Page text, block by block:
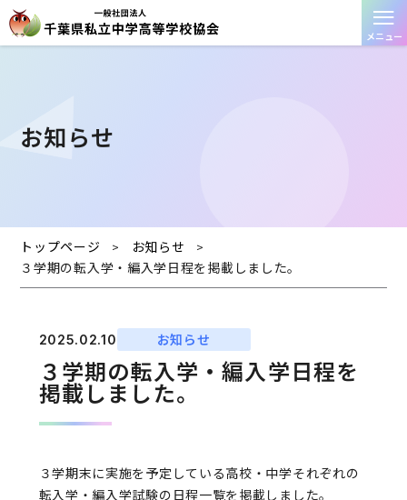
≡
メニュー
お知らせ
トップページ > お知らせ >
３学期の転入学・編入学日程を掲載しました。
2025.02.10 お知らせ
３学期の転入学・編入学日程を
掲載しました。
３学期末に実施を予定している高校・中学それぞれの
転入学・編入学試験の日程一覧を掲載しました。